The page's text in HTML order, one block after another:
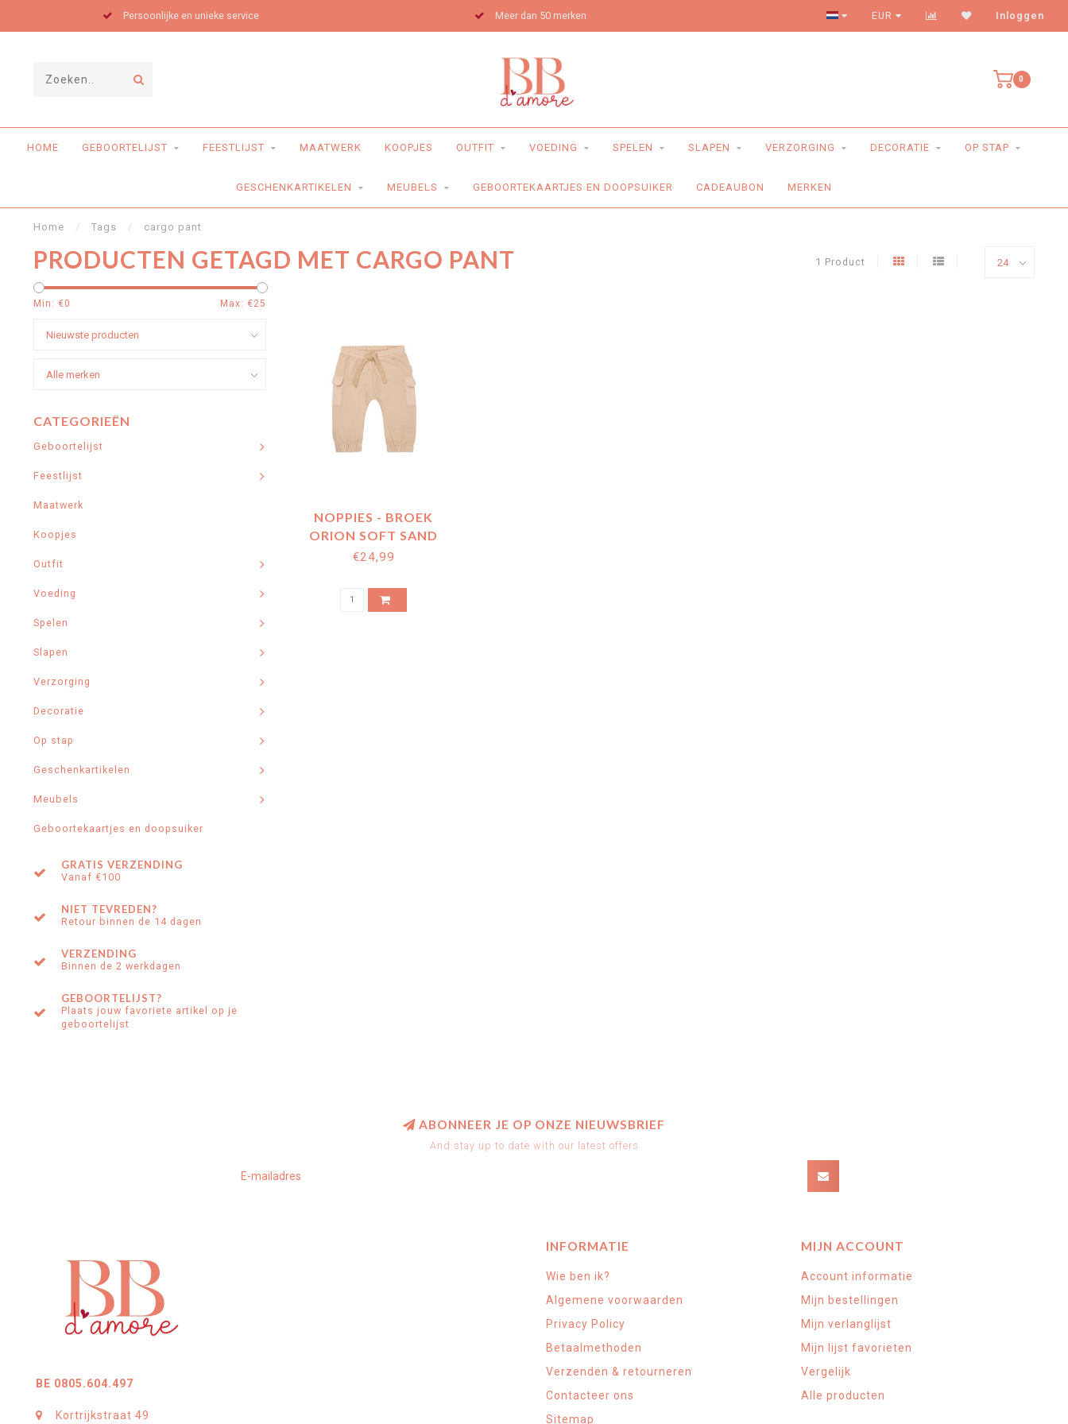
Persoonlijke en unieke service Meer dan 50 merken Levering aan huis
EUR Inloggen
0
HOME GEBOORTELIJST FEESTLIJST MAATWERK KOOPJES OUTFIT VOEDING SPELEN SLAPEN VERZORGING DECORATIE OP STAP
GESCHENKARTIKELEN MEUBELS GEBOORTEKAARTJES EN DOOPSUIKER CADEAUBON MERKEN
Home / Tags / cargo pant
PRODUCTEN GETAGD MET CARGO PANT 1 Product
Min: €0 Max: €25
CATEGORIEËN
Geboortelijst
Feestlijst
Maatwerk
Koopjes
Outfit
Voeding
Spelen
Slapen
Verzorging
Decoratie
Op stap
Geschenkartikelen
Meubels
Geboortekaartjes en doopsuiker
GRATIS VERZENDING
Vanaf €100
NIET TEVREDEN?
Retour binnen de 14 dagen
VERZENDING
Binnen de 2 werkdagen
GEBOORTELIJST?
Plaats jouw favoriete artikel op je
geboortelijst
NOPPIES - BROEK
ORION SOFT SAND
€24,99
ABONNEER JE OP ONZE NIEUWSBRIEF
And stay up to date with our latest offers
BE 0805.604.497
Kortrijkstraat 49
INFORMATIE
Wie ben ik?
Algemene voorwaarden
Privacy Policy
Betaalmethoden
Verzenden & retourneren
Contacteer ons
Sitemap
MIJN ACCOUNT
Account informatie
Mijn bestellingen
Mijn verlanglijst
Mijn lijst favorieten
Vergelijk
Alle producten